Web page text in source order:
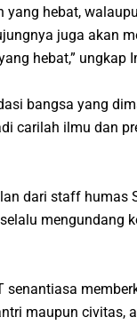
yang hebat,
juga akan
hebat,” ungkap
bangsa yang
carilah ilmu dan
dari staff humas
mengundang
senantiasa
maupun civitas,